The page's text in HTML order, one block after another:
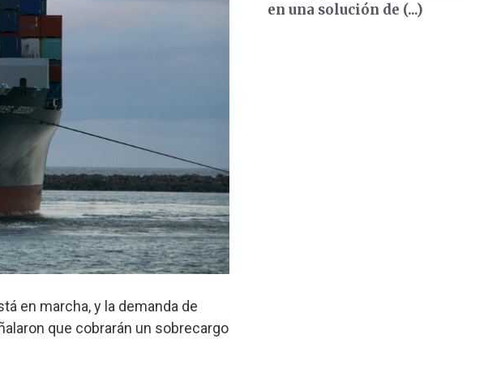
en marcha, y la demanda de
que cobrarán un sobrecargo
en una solución de (...)